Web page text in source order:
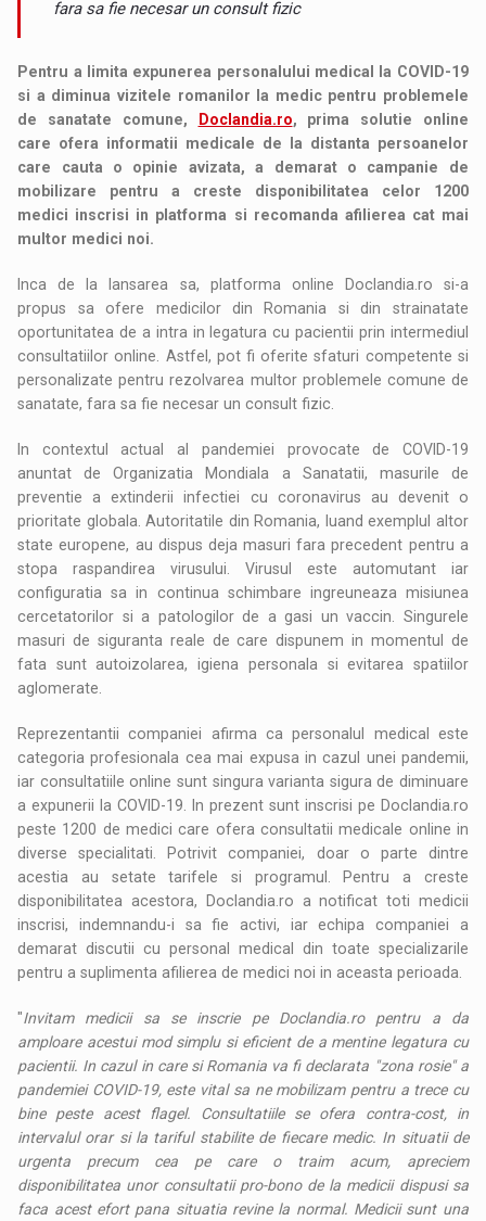
fara sa fie necesar un consult fizic
Pentru a limita expunerea personalului medical la COVID-19
si a diminua vizitele romanilor la medic pentru problemele
de sanatate comune,
Doclandia.ro, prima solutie online
care ofera informatii medicale de la distanta persoanelor
care cauta o opinie avizata, a demarat o campanie de
mobilizare pentru a creste disponibilitatea celor 1200
medici inscrisi in platforma si recomanda afilierea cat mai
multor medici noi.
Inca de la lansarea sa, platforma online Doclandia.ro si-a
propus sa ofere medicilor din Romania si din strainatate
oportunitatea de a intra in legatura cu pacientii prin intermediul
consultatiilor online. Astfel, pot fi oferite sfaturi competente si
personalizate pentru rezolvarea multor problemele comune de
sanatate, fara sa fie necesar un consult fizic.
In contextul actual al pandemiei provocate de COVID-19
anuntat de Organizatia Mondiala a Sanatatii, masurile de
preventie a extinderii infectiei cu coronavirus au devenit o
prioritate globala. Autoritatile din Romania, luand exemplul altor
state europene, au dispus deja masuri fara precedent pentru a
stopa raspandirea virusului. Virusul este automutant iar
configuratia sa in continua schimbare ingreuneaza misiunea
cercetatorilor si a patologilor de a gasi un vaccin. Singurele
masuri de siguranta reale de care dispunem in momentul de
fata sunt autoizolarea, igiena personala si evitarea spatiilor
aglomerate.
Reprezentantii companiei afirma ca personalul medical este
categoria profesionala cea mai expusa in cazul unei pandemii,
iar consultatiile online sunt singura varianta sigura de diminuare
a expunerii la COVID-19. In prezent sunt inscrisi pe Doclandia.ro
peste 1200 de medici care ofera consultatii medicale online in
diverse specialitati. Potrivit companiei, doar o parte dintre
acestia au setate tarifele si programul. Pentru a creste
disponibilitatea acestora, Doclandia.ro a notificat toti medicii
inscrisi, indemnandu-i sa fie activi, iar echipa companiei a
demarat discutii cu personal medical din toate specializarile
pentru a suplimenta afilierea de medici noi in aceasta perioada.
"Invitam medicii sa se inscrie pe Doclandia.ro pentru a da
amploare acestui mod simplu si eficient de a mentine legatura cu
pacientii. In cazul in care si Romania va fi declarata "zona rosie" a
pandemiei COVID-19, este vital sa ne mobilizam pentru a trece cu
bine peste acest flagel. Consultatiile se ofera contra-cost, in
intervalul orar si la tariful stabilite de fiecare medic. In situatii de
urgenta precum cea pe care o traim acum, apreciem
disponibilitatea unor consultatii pro-bono de la medicii dispusi sa
faca acest efort pana situatia revine la normal. Medicii sunt una